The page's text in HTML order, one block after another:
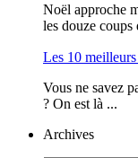
Noël approche
les douze coups
Les 10
Vous ne savez
? On est là ...
Archives